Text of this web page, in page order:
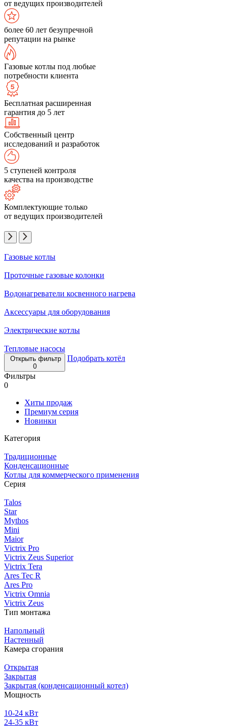
от ведущих производителей
более 60 лет безупречной
репутации на рынке
Газовые котлы под любые
потребности клиента
Бесплатная расширенная
гарантия до 5 лет
Собственный центр
исследований и разработок
5 ступеней контроля
качества на производстве
Комплектующие только
от ведущих производителей
Газовые котлы
Проточные газовые колонки
Водонагреватели косвенного нагрева
Аксессуары для оборудования
Электрические котлы
Тепловые насосы
Открыть фильтр
0
Подобрать котёл
Фильтры
0
Хиты продаж
Премиум серия
Новинки
Категория
Традиционные
Конденсационные
Котлы для коммерческого применения
Серия
Talos
Star
Mythos
Mini
Maior
Victrix Pro
Victrix Zeus Superior
Victrix Tera
Ares Tec R
Ares Pro
Victrix Omnia
Victrix Zeus
Тип монтажа
Напольный
Настенный
Камера сгорания
Открытая
Закрытая
Закрытая (конденсационный котел)
Мощность
10-24 кВт
24-35 кВт